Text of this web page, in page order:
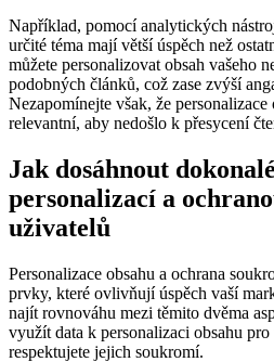
Například, pomocí analytických
určité téma mají větší úspěch než
můžete personalizovat obsah vašeho
podobných článků, což zase zvýší
Nezapomínejte však, že
relevantní, aby nedošlo k přesycení
Jak dosáhnout
personalizací a
uživatelů
Personalizace obsahu a ochrana
prvky, které ovlivňují úspěch vaší
najít rovnováhu mezi těmito dvěma
využít data k personalizaci obsahu
respektujete jejich soukromí.